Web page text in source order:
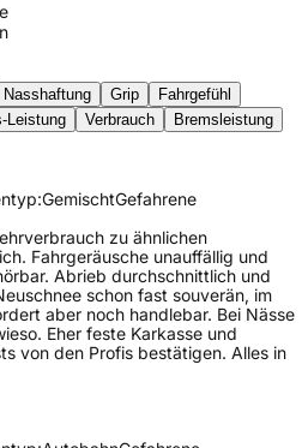
Nasshaftung Grip
Fahrgefühl
Leistung Verbrauch Bremsleistung
GemischtGefahrene
zu ähnlichen
Fahrgeräusche unauffällig und
Abrieb durchschnittlich und
schon fast souverän, im
aber noch handlebar. Bei Nässe
Eher feste Karkasse und
von den Profis bestätigen. Alles in